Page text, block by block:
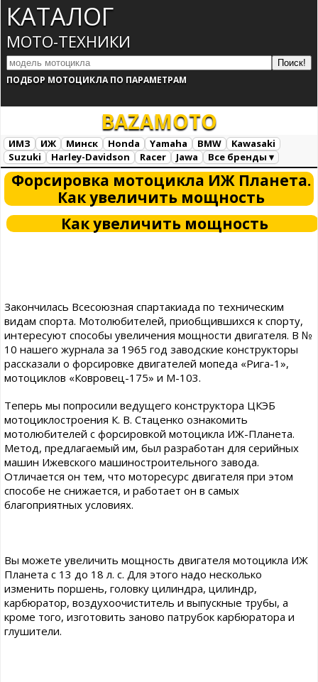
КАТАЛОГ
МОТО-ТЕХНИКИ
ПОДБОР МОТОЦИКЛА ПО ПАРАМЕТРАМ
BAZAMOTO
ИМЗ ИЖ Минск Honda Yamaha BMW
Kawasaki
Suzuki
Harley-Davidson Racer Jawa
Все бренды ▾
Все марки
Загрузка...
Форсировка мотоцикла ИЖ Планета.
Как увеличить мощность
Как увеличить мощность
Закончилась Всесоюзная спартакиада по техническим
видам спорта. Мотолюбителей, приобщившихся к спорту,
интересуют способы увеличения мощности двигателя. В №
10 нашего журнала за 1965 год заводские конструкторы
рассказали о форсировке двигателей мопеда «Рига-1»,
мотоциклов «Ковровец-175» и М-103.
Теперь мы попросили ведущего конструктора ЦКЭБ
мотоциклостроения К. В. Стаценко ознакомить
мотолюбителей с форсировкой мотоцикла ИЖ-Планета.
Метод, предлагаемый им, был разработан для серийных
машин Ижевского машиностроительного завода.
Отличается он тем, что моторесурс двигателя при этом
способе не снижается, и работает он в самых
благоприятных условиях.
Вы можете увеличить мощность двигателя мотоцикла ИЖ
Планета с 13 до 18 л. с. Для этого надо несколько
изменить поршень, головку цилиндра, цилиндр,
карбюратор, воздухоочиститель и выпускные трубы, а
кроме того, изготовить заново патрубок карбюратора и
глушители.